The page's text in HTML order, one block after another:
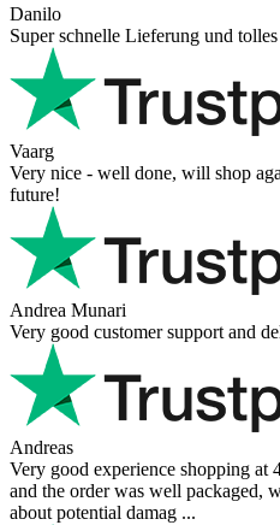
Danilo
Super schnelle Lieferung und
Vaarg
Very nice - well done, will shop
future!
Andrea Munari
Very good customer support and
Andreas
Very good experience shopping at
and the order was well packaged,
about potential damag ...